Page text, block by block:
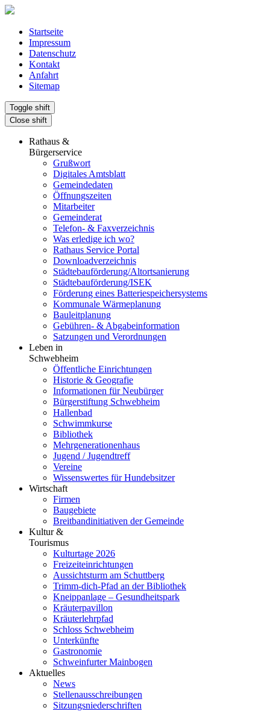
Startseite
Impressum
Datenschutz
Kontakt
Anfahrt
Sitemap
Toggle shift
Close shift
Rathaus &
Bürgerservice
Grußwort
Digitales Amtsblatt
Gemeindedaten
Öffnungszeiten
Mitarbeiter
Gemeinderat
Telefon- & Faxverzeichnis
Was erledige ich wo?
Rathaus Service Portal
Downloadverzeichnis
Städtebauförderung/Altortsanierung
Städtebauförderung/ISEK
Förderung eines Batteriespeichersystems
Kommunale Wärmeplanung
Bauleitplanung
Gebühren- & Abgabeinformation
Satzungen und Verordnungen
Leben in
Schwebheim
Öffentliche Einrichtungen
Historie & Geografie
Informationen für Neubürger
Bürgerstiftung Schwebheim
Hallenbad
Schwimmkurse
Bibliothek
Mehrgenerationenhaus
Jugend / Jugendtreff
Vereine
Wissenswertes für Hundebsitzer
Wirtschaft
Firmen
Baugebiete
Breitbandinitiativen der Gemeinde
Kultur &
Tourismus
Kulturtage 2026
Freizeiteinrichtungen
Aussichtsturm am Schuttberg
Trimm-dich-Pfad an der Bibliothek
Kneippanlage – Gesundheitspark
Kräuterpavillon
Kräuterlehrpfad
Schloss Schwebheim
Unterkünfte
Gastronomie
Schweinfurter Mainbogen
Aktuelles
News
Stellenausschreibungen
Sitzungsniederschriften